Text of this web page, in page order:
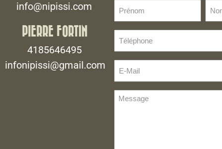
info@nipissi.com
PIERRE FORTIN
4185646495
infonipissi@gmail.com
(Nécessaire)
de
(Nécessaire)
Mail
Message